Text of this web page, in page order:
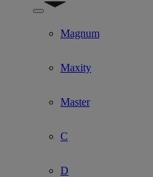
Show submenu for Modelo
Magnum
Maxity
Master
C
D